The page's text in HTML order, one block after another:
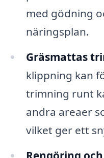
med gödning
näringsplan.
Gräsmattas
klippning kan
trimning runt
andra areaer
vilket ger ett